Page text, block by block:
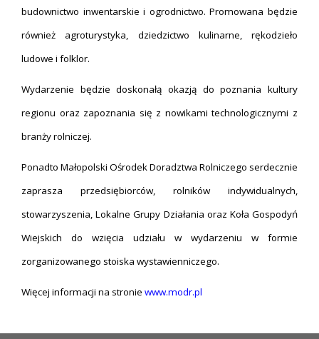
budownictwo inwentarskie i ogrodnictwo. Promowana będzie
również agroturystyka, dziedzictwo kulinarne, rękodzieło
ludowe i folklor.
Wydarzenie będzie doskonałą okazją do poznania kultury
regionu oraz zapoznania się z nowikami technologicznymi z
branży rolniczej.
Ponadto Małopolski Ośrodek Doradztwa Rolniczego serdecznie
zaprasza przedsiębiorców, rolników indywidualnych,
stowarzyszenia, Lokalne Grupy Działania oraz Koła Gospodyń
Wiejskich do wzięcia udziału w wydarzeniu w formie
zorganizowanego stoiska wystawienniczego.
Więcej informacji na stronie www.modr.pl